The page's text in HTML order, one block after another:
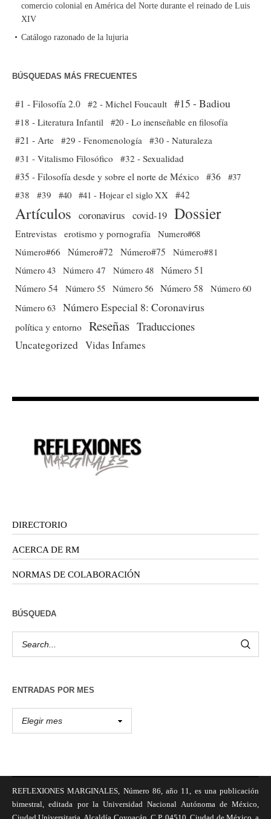
comercio colonial en América del Norte durante el reinado de Luis
XIV
Catálogo razonado de la lujuria
BÚSQUEDAS MÁS FRECUENTES
#1 - Filosofía 2.0 #2 - Michel Foucault #15 - Badiou
#18 - Literatura Infantil #20 - Lo inenseñable en filosofía
#21 - Arte #29 - Fenomenología
#30 - Naturaleza
#31 - Vitalismo Filosófico
#32 - Sexualidad
#35 - Filosofía desde y sobre el norte de México #36 #37
#38
#39 #40 #41 - Hojear el siglo XX #42
Artículos coronavirus covid-19 Dossier
Entrevistas erotismo y pornografía
Numero#68
Número#66
Número#72 Número#75
Número#81
Número 43 Número 47 Número 48 Número 51
Número 54 Número 55 Número 56 Número 58
Número 60
Número 63 Número Especial 8: Coronavirus
política y entorno Reseñas Traducciones
Uncategorized Vidas Infames
DIRECTORIO
ACERCA DE RM
NORMAS DE COLABORACIÓN
BÚSQUEDA
ENTRADAS POR MES
REFLEXIONES MARGINALES, Número 86, año 11, es una publicación
bimestral, editada por la Universidad Nacional Autónoma de México,